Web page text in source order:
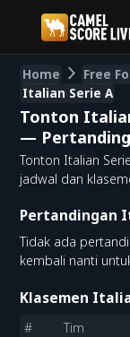
Home
Free
Italian Serie A
Tonton
—
Tonton Italian
jadwal dan
Pertandingan
Tidak ada
kembali nanti
Klasemen
# Tim